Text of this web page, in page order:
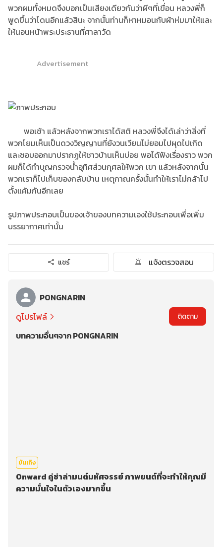
พวกผมทั้งหมดจึงบอกเป็นเสียงเดียวกันว่าผีๆที่เขื่อน หลวงพี่ก็
พูดขึ้นว่าโดนอีกแล้วสินะ จากนั้นท่านก็หาหมอนกับผ้าห่มมาให้และ
ให้นอนหน้าพระประธานที่ศาลาวัด
Advertisement
พอเช้า แล้วหลังจากพวกเราได้สติ หลวงพี่จึงได้เล่าว่าสิ่งที่
พวกโยมเห็นเป็นดวงวิญญานที่ยังวนเวียนไม่ยอมไปผุดไปเกิด
และชอบออกมาปรากฏให้ชาวบ้านเห็นบ่อย พอได้ฟังเรื่องราว พวก
ผมก็ได้ทำบุญกรวจน้ำอุทิศส่วนกุศลให้พวก เขา แล้วหลังจากนั้น
พวกเราก็ไปเก็บของกลับบ้าน เหตุกาณครั้งนั้นทำให้เราไม่กล้าไป
ตั้งแค้มกันอีกเลย
รูปภาพประกอบเป็นของเจ้าของบทความเองใช้ประกอบเพื่อเพิ่ม
บรรยากาศเท่านั้น
แชร์ แจ้งตรวจสอบ
PONGNARIN
ดูโปรไฟล์
ติดตาม
บทความอื่นๆจาก PONGNARIN
บันเทิง
Onward คู่ซ่าล่ามนต์มหัศจรรย์ ภาพยนต์ที่จะทำให้คุณมี
ความมั่นใจในตัวเองมากขึ้น